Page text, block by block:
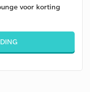
voor korting